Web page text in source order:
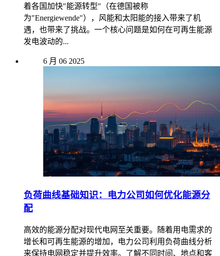
着各国加快"能源转型"（在德国被称
为"Energiewende"），风能和太阳能的接入带来了机
遇，也带来了挑战。一个核心问题是如何在可再生能源
发电波动的...
6 月 06 2025
负荷曲线基础知识：电力公司如何优化能源分
配
高效的能源分配对现代电网至关重要。随着用电需求的
增长和可再生能源的增加，电力公司利用负荷曲线分析
来保持电网稳定并提升效率。了解不同时间、地点和客